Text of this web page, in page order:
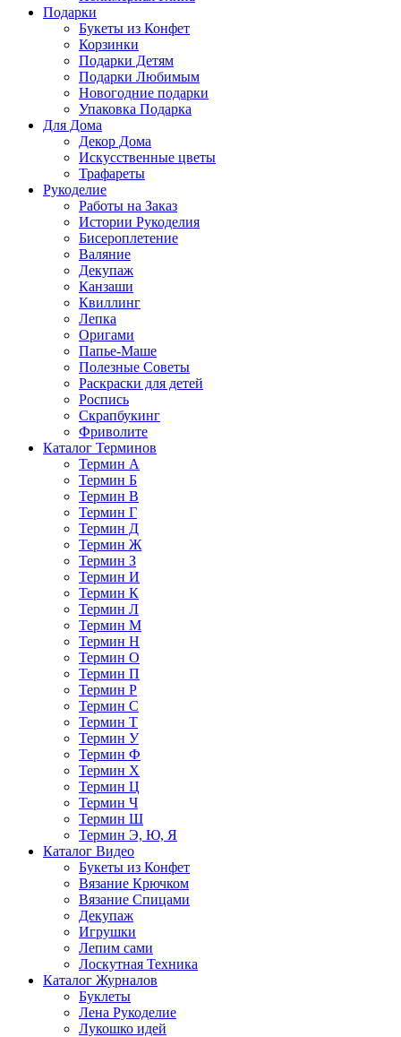
Подарки
Букеты из Конфет
Корзинки
Подарки Детям
Подарки Любимым
Новогодние подарки
Упаковка Подарка
Для Дома
Декор Дома
Искусственные цветы
Трафареты
Рукоделие
Работы на Заказ
Истории Рукоделия
Бисероплетение
Валяние
Декупаж
Канзаши
Квиллинг
Лепка
Оригами
Папье-Маше
Полезные Советы
Раскраски для детей
Роспись
Скрапбукинг
Фриволите
Каталог Терминов
Термин А
Термин Б
Термин В
Термин Г
Термин Д
Термин Ж
Термин З
Термин И
Термин К
Термин Л
Термин М
Термин Н
Термин О
Термин П
Термин Р
Термин С
Термин Т
Термин У
Термин Ф
Термин Х
Термин Ц
Термин Ч
Термин Ш
Термин Э, Ю, Я
Каталог Видео
Букеты из Конфет
Вязание Крючком
Вязание Спицами
Декупаж
Игрушки
Лепим сами
Лоскутная Техника
Каталог Журналов
Буклеты
Лена Рукоделие
Лукошко идей